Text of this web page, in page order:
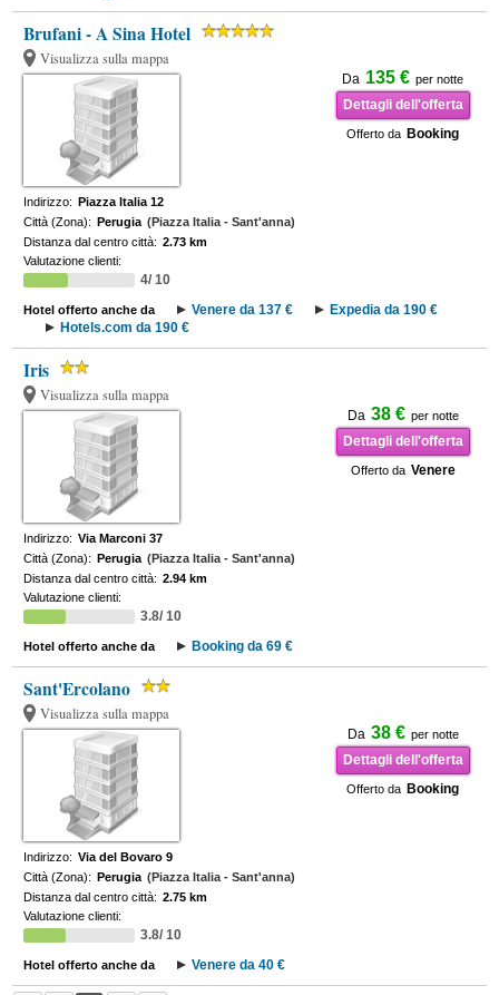
Brufani - A Sina Hotel
Visualizza sulla mappa
Da 135 € per notte
Dettagli dell'offerta
Offerto da Booking
Indirizzo: Piazza Italia 12
Città (Zona): Perugia (Piazza Italia - Sant'anna)
Distanza dal centro città: 2.73 km
Valutazione clienti:
4/ 10
Hotel offerto anche da Venere da 137 €
Expedia da 190 €
Hotels.com da 190 €
Iris
Visualizza sulla mappa
Da 38 € per notte
Dettagli dell'offerta
Offerto da Venere
Indirizzo: Via Marconi 37
Città (Zona): Perugia (Piazza Italia - Sant'anna)
Distanza dal centro città: 2.94 km
Valutazione clienti:
3.8/ 10
Hotel offerto anche da Booking da 69 €
Sant'Ercolano
Visualizza sulla mappa
Da 38 € per notte
Dettagli dell'offerta
Offerto da Booking
Indirizzo: Via del Bovaro 9
Città (Zona): Perugia (Piazza Italia - Sant'anna)
Distanza dal centro città: 2.75 km
Valutazione clienti:
3.8/ 10
Hotel offerto anche da Venere da 40 €